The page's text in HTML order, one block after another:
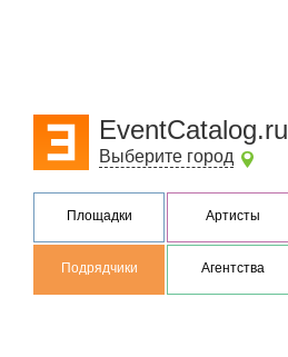
EventCatalog.ru
Выберите город
Площадки Артисты
Подрядчики Агентства